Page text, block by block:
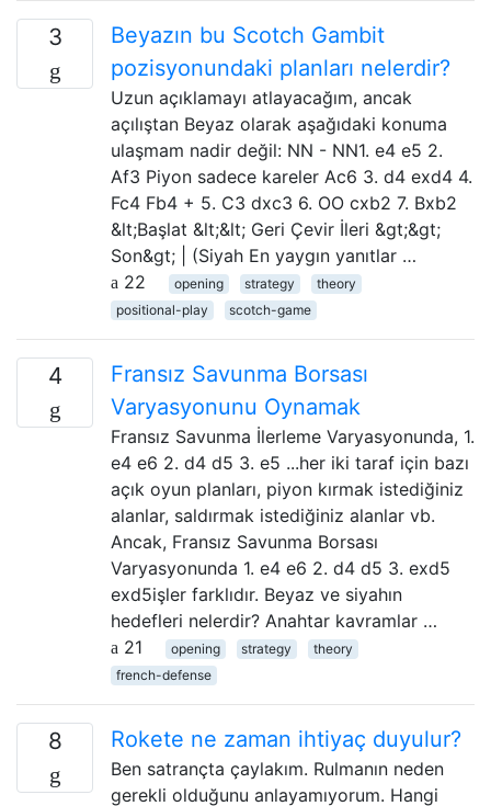
3
Beyazın bu Scotch Gambit
pozisyonundaki planları nelerdir?
Uzun açıklamayı atlayacağım, ancak
açılıştan Beyaz olarak aşağıdaki konuma
ulaşmam nadir değil: NN - NN1. e4 e5 2.
Af3 Piyon sadece kareler Ac6 3. d4 exd4 4.
Fc4 Fb4 + 5. C3 dxc3 6. OO cxb2 7. Bxb2
&lt;Başlat &lt;&lt; Geri Çevir İleri &gt;&gt;
Son&gt; | (Siyah En yaygın yanıtlar …
22
opening strategy
theory
positional-play
scotch-game
4
Fransız Savunma Borsası
Varyasyonunu Oynamak
Fransız Savunma İlerleme Varyasyonunda, 1.
e4 e6 2. d4 d5 3. e5 ...her iki taraf için bazı
açık oyun planları, piyon kırmak istediğiniz
alanlar, saldırmak istediğiniz alanlar vb.
Ancak, Fransız Savunma Borsası
Varyasyonunda 1. e4 e6 2. d4 d5 3. exd5
exd5işler farklıdır. Beyaz ve siyahın
hedefleri nelerdir? Anahtar kavramlar …
21
opening strategy
theory
french-defense
8 Rokete ne zaman ihtiyaç duyulur?
Ben satrançta çaylakım. Rulmanın neden
gerekli olduğunu anlayamıyorum. Hangi